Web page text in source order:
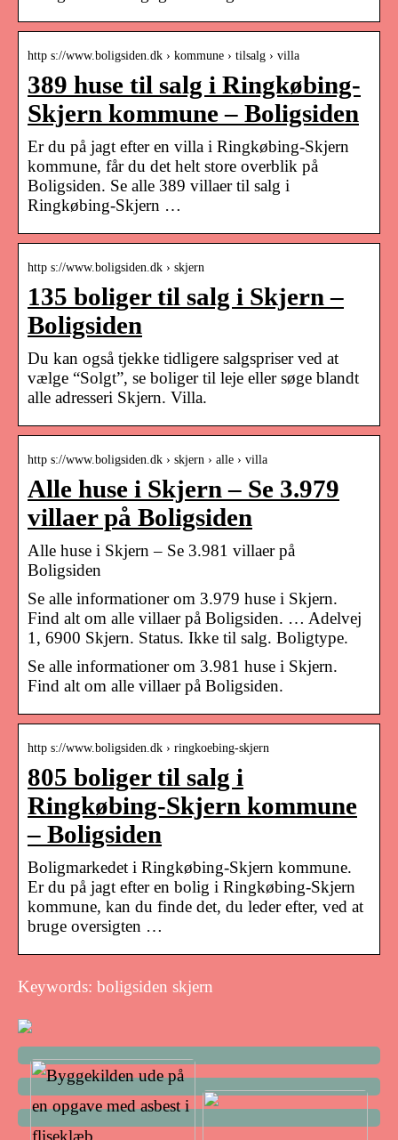
http s://www.boligsiden.dk › kommune › tilsalg › villa
389 huse til salg i Ringkøbing-
Skjern kommune – Boligsiden
Er du på jagt efter en villa i Ringkøbing-Skjern
kommune, får du det helt store overblik på
Boligsiden. Se alle 389 villaer til salg i
Ringkøbing-Skjern …
http s://www.boligsiden.dk › skjern
135 boliger til salg i Skjern –
Boligsiden
Du kan også tjekke tidligere salgspriser ved at
vælge “Solgt”, se boliger til leje eller søge blandt
alle adresseri Skjern. Villa.
http s://www.boligsiden.dk › skjern › alle › villa
Alle huse i Skjern – Se 3.979
villaer på Boligsiden
Alle huse i Skjern – Se 3.981 villaer på
Boligsiden
Se alle informationer om 3.979 huse i Skjern.
Find alt om alle villaer på Boligsiden. … Adelvej
1, 6900 Skjern. Status. Ikke til salg. Boligtype.
Se alle informationer om 3.981 huse i Skjern.
Find alt om alle villaer på Boligsiden.
http s://www.boligsiden.dk › ringkoebing-skjern
805 boliger til salg i
Ringkøbing-Skjern kommune
– Boligsiden
Boligmarkedet i Ringkøbing-Skjern kommune.
Er du på jagt efter en bolig i Ringkøbing-Skjern
kommune, kan du finde det, du leder efter, ved at
bruge oversigten …
Keywords: boligsiden skjern